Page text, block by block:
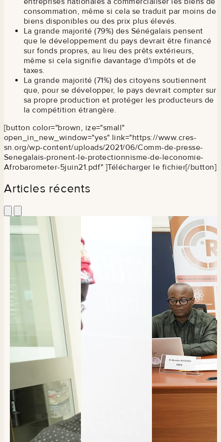
consommation, même si cela se traduit par moins de
biens disponibles ou des prix plus élevés.
La grande majorité (79%) des Sénégalais pensent
que le développement du pays devrait être financé
sur fonds propres, au lieu des prêts extérieurs,
même si cela signifie davantage d'impôts et de
taxes.
La grande majorité (71%) des citoyens soutiennent
que, pour se développer, le pays devrait compter sur
sa propre production et protéger les producteurs de
la compétition étrangère.
[button color="brown, ize="small"
open_in_new_window="yes" link="https://www.cres-
sn.org/wp-content/uploads/2021/06/Comm-de-presse-
Senegalais-pronent-le-protectionnisme-de-leconomie-
Afrobarometer-5juin21.pdf" ]Télécharger le fichier[/button]
Articles récents